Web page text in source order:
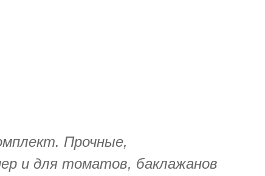
Прочные,
и для томатов, баклажанов